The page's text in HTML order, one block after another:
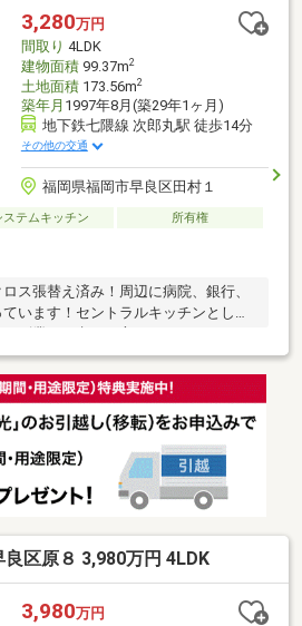
3,280万円
間取り 4LDK
建物面積99.37m2
土地面積173.56m2
築年月 1997年8月(築29年1ヶ月)
地下鉄七隈線 次郎丸駅 徒歩14分
その他の交通
福岡県福岡市早良区田村１
ステムキッチン
所有権
ス張替え済み！周辺に病院、銀行、
います！セントラルキッチンとして
区原８ 3,980万円 4LDK
3,980万円